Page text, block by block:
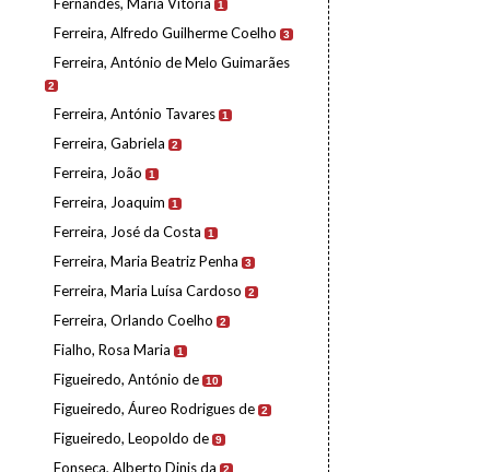
1
Ferreira, Alfredo Guilherme Coelho 3
Ferreira, António de Melo Guimarães
2
Ferreira, António Tavares 1
Ferreira, Gabriela 2
Ferreira, João 1
Ferreira, Joaquim 1
Ferreira, José da Costa 1
Ferreira, Maria Beatriz Penha 3
Ferreira, Maria Luísa Cardoso 2
Ferreira, Orlando Coelho 2
Fialho, Rosa Maria 1
Figueiredo, António de 10
Figueiredo, Áureo Rodrigues de 2
Figueiredo, Leopoldo de 9
Fonseca, Alberto Dinis da 2